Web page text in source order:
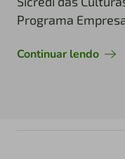
Programa
Continuar lendo